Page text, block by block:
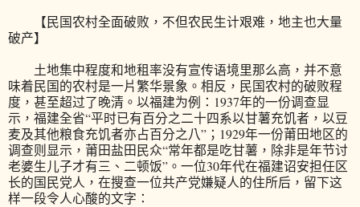
【民国农村全面破败，不但农民生计艰难，地主也大量
破产】
土地集中程度和地租率没有宣传语境里那么高，并不意
味着民国的农村是一片繁华景象。相反，民国农村的破败程
度，甚至超过了晚清。以福建为例：1937年的一份调查显
示，福建全省“平时已有百分之二十四系以甘薯充饥者，以豆
麦及其他粮食充饥者亦占百分之八”；1929年一份莆田地区的
调查则显示，莆田盐田民众“常年都是吃甘薯，除非是年节讨
老婆生儿子才有三、二顿饭”。一位30年代在福建诏安担任区
长的国民党人，在搜查一位共产党嫌疑人的住所后，留下这
样一段令人心酸的文字：